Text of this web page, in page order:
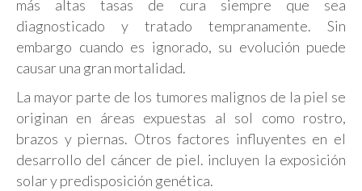
más altas tasas de cura siempre que sea
diagnosticado y tratado tempranamente. Sin
embargo cuando es ignorado, su evolución puede
causar una gran mortalidad.
La mayor parte de los tumores malignos de la piel se
originan en áreas expuestas al sol como rostro,
brazos y piernas. Otros factores influyentes en el
desarrollo del cáncer de piel. incluyen la exposición
solar y predisposición genética.